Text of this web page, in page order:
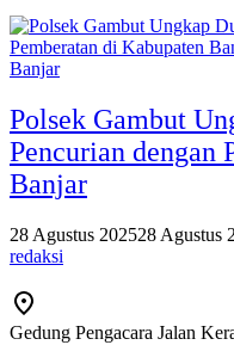
Banjar
Polsek Gambut
Pencurian dengan
Banjar
28 Agustus 202528 Agustus
redaksi
Gedung Pengacara Jalan